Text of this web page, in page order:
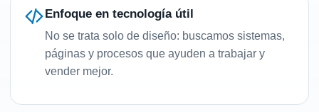
Enfoque en tecnología útil
No se trata solo de diseño: buscamos sistemas,
páginas y procesos que ayuden a trabajar y
vender mejor.